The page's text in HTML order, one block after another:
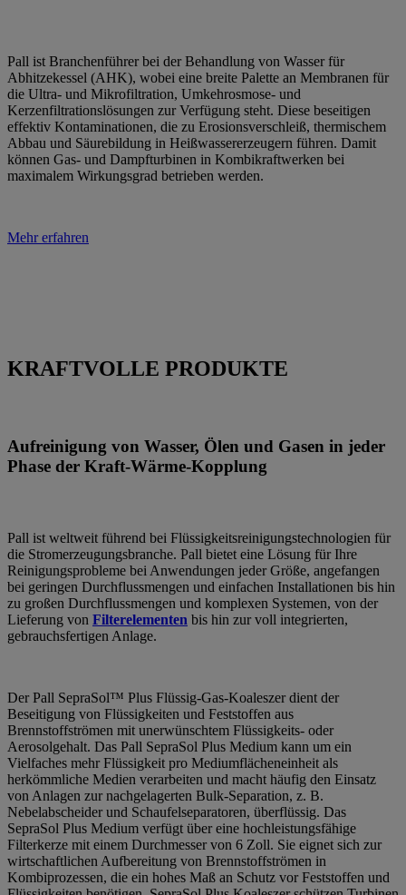
Pall ist Branchenführer bei der Behandlung von Wasser für
Abhitzekessel (AHK), wobei eine breite Palette an Membranen für
die Ultra- und Mikrofiltration, Umkehrosmose- und
Kerzenfiltrationslösungen zur Verfügung steht. Diese beseitigen
effektiv Kontaminationen, die zu Erosionsverschleiß, thermischem
Abbau und Säurebildung in Heißwassererzeugern führen. Damit
können Gas- und Dampfturbinen in Kombikraftwerken bei
maximalem Wirkungsgrad betrieben werden.
Mehr erfahren
KRAFTVOLLE PRODUKTE
Aufreinigung von Wasser, Ölen und Gasen in jeder
Phase der Kraft-Wärme-Kopplung
Pall ist weltweit führend bei Flüssigkeitsreinigungstechnologien für
die Stromerzeugungsbranche. Pall bietet eine Lösung für Ihre
Reinigungsprobleme bei Anwendungen jeder Größe, angefangen
bei geringen Durchflussmengen und einfachen Installationen bis hin
zu großen Durchflussmengen und komplexen Systemen, von der
Lieferung von Filterelementen bis hin zur voll integrierten,
gebrauchsfertigen Anlage.
Der Pall SepraSol™ Plus Flüssig-Gas-Koaleszer dient der
Beseitigung von Flüssigkeiten und Feststoffen aus
Brennstoffströmen mit unerwünschtem Flüssigkeits- oder
Aerosolgehalt. Das Pall SepraSol Plus Medium kann um ein
Vielfaches mehr Flüssigkeit pro Mediumflächeneinheit als
herkömmliche Medien verarbeiten und macht häufig den Einsatz
von Anlagen zur nachgelagerten Bulk-Separation, z. B.
Nebelabscheider und Schaufelseparatoren, überflüssig. Das
SepraSol Plus Medium verfügt über eine hochleistungsfähige
Filterkerze mit einem Durchmesser von 6 Zoll. Sie eignet sich zur
wirtschaftlichen Aufbereitung von Brennstoffströmen in
Kombiprozessen, die ein hohes Maß an Schutz vor Feststoffen und